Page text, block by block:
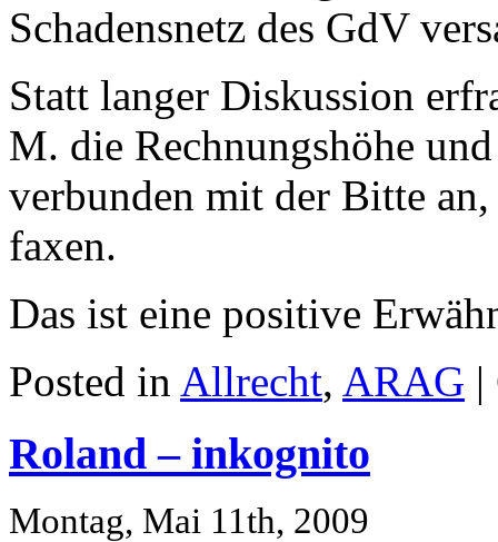
Schadensnetz des GdV
Statt langer Diskussion
M. die Rechnungshöhe
verbunden mit der Bitte
faxen.
Das ist eine positive
Posted in Allrecht, ARAG |
Roland – inkognito
Montag, Mai 11th, 2009